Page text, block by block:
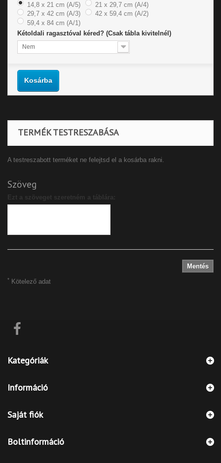
14,8 x 21 cm (A/5)
21 x 29,7 cm (A/4)
29,7 x 42 cm (A/3)
42 x 59,4 cm (A/2)
59,4 x 84 cm (A/1)
Kétoldali ragasztóval kéred? (Csak tábla kivitelnél)
Nem
Kosárba
TERMÉK TESTRESZABÁSA
A testreszabott terméket ne felejtsd el a kosárba rakni.
Szöveg
Ezt a szöveget szeretném a táblára:
Mentés
* Kötelező adat
Kategóriák
Információ
Saját fiók
Boltinformáció